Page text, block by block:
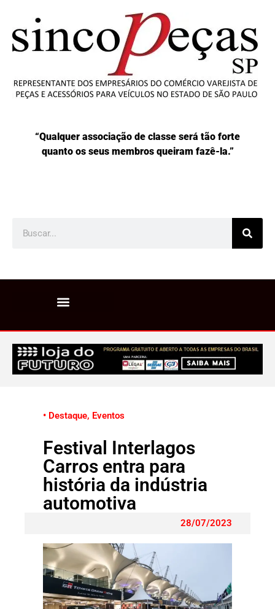
“Qualquer associação de classe será tão forte
quanto os seus membros queiram fazê-la.”
• Destaque, Eventos
Festival Interlagos
Carros entra para
história da indústria
automotiva
28/07/2023